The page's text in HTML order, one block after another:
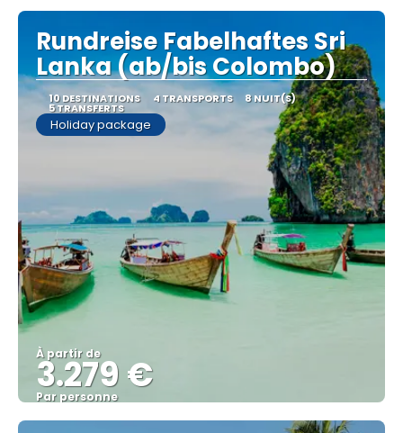
Afficher
Rundreise Fabelhaftes Sri
Lanka (ab/bis Colombo)
10 DESTINATIONS 4 TRANSPORTS 8 NUIT(S)
5 TRANSFERTS
Holiday package
À partir de
3.279 €
Par personne
Afficher